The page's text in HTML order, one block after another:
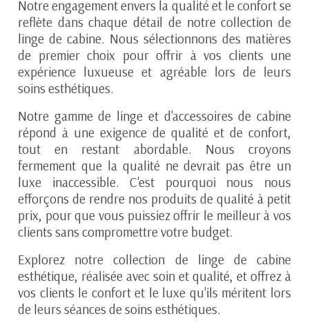
Notre engagement envers la qualité et le confort se
reflète dans chaque détail de notre collection de
linge de cabine. Nous sélectionnons des matières
de premier choix pour offrir à vos clients une
expérience luxueuse et agréable lors de leurs
soins esthétiques.
Notre gamme de linge et d'accessoires de cabine
répond à une exigence de qualité et de confort,
tout en restant abordable. Nous croyons
fermement que la qualité ne devrait pas être un
luxe inaccessible. C'est pourquoi nous nous
efforçons de rendre nos produits de qualité à petit
prix, pour que vous puissiez offrir le meilleur à vos
clients sans compromettre votre budget.
Explorez notre collection de linge de cabine
esthétique, réalisée avec soin et qualité, et offrez à
vos clients le confort et le luxe qu'ils méritent lors
de leurs séances de soins esthétiques.